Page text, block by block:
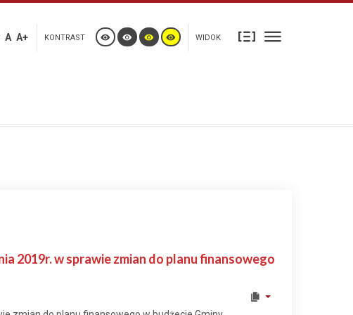
A A+ KONTRAST WIDOK
2019r. w sprawie zmian do planu finansowego